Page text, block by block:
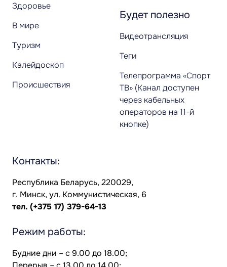
Здоровье
В мире
Туризм
Калейдоскоп
Происшествия
Будет полезно
Видеотрансляция
Теги
Телепрограмма «Спорт
ТВ» (Канал доступен
через кабельных
операторов на 11-й
кнопке)
Контакты:
Республика Беларусь, 220029,
г. Минск, ул. Коммунистическая, 6
тел. (+375 17) 379-64-13
Режим работы:
Будние дни – с 9.00 до 18.00;